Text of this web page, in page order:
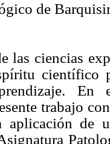
de
las ciencias
científico
En
trabajo
de